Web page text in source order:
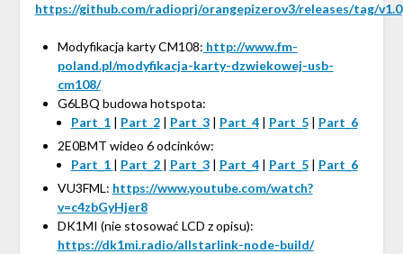
https://github.com/radioprj/orangepizerov3/releases/tag/v1.0
Modyfikacja karty CM108: http://www.fm-
poland.pl/modyfikacja-karty-dzwiekowej-usb-
cm108/
G6LBQ budowa hotspota:
Part_1| Part_2| Part_3| Part_4| Part_5| Part_6
2E0BMT wideo 6 odcinków:
Part_1 | Part_2 | Part_3| Part_4| Part_5| Part_6
VU3FML: https://www.youtube.com/watch?
v=c4zbGyHjer8
DK1MI (nie stosować LCD z opisu):
https://dk1mi.radio/allstarlink-node-build/